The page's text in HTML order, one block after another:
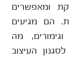
ומאפשרים
הם מגיעים
מה
העיצוב